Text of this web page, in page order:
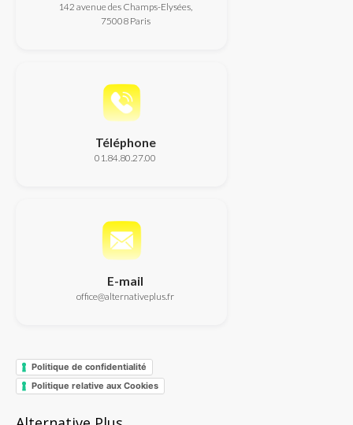
142 avenue des Champs-Elysées,
75008 Paris
Téléphone
01.84.80.27.00
E-mail
office@alternativeplus.fr
Politique de confidentialité
Politique relative aux Cookies